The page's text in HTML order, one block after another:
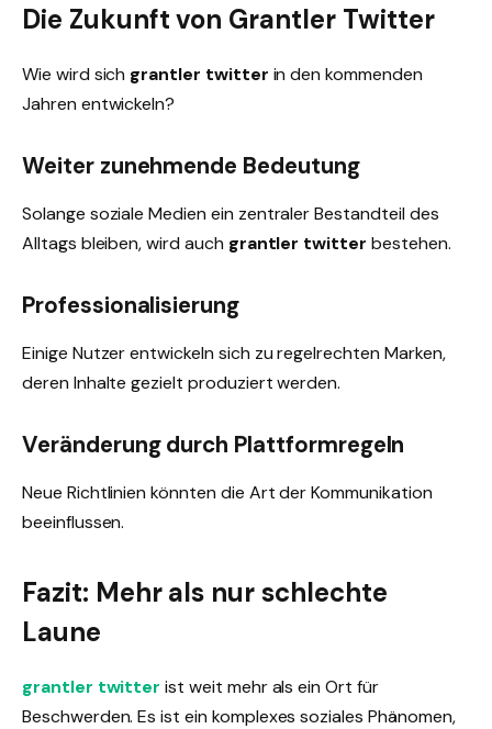
Die Zukunft von Grantler Twitter
Wie wird sich grantler twitter in den kommenden
Jahren entwickeln?
Weiter zunehmende Bedeutung
Solange soziale Medien ein zentraler Bestandteil des
Alltags bleiben, wird auch grantler twitter bestehen.
Professionalisierung
Einige Nutzer entwickeln sich zu regelrechten Marken,
deren Inhalte gezielt produziert werden.
Veränderung durch Plattformregeln
Neue Richtlinien könnten die Art der Kommunikation
beeinflussen.
Fazit: Mehr als nur schlechte
Laune
grantler twitter ist weit mehr als ein Ort für
Beschwerden. Es ist ein komplexes soziales Phänomen,